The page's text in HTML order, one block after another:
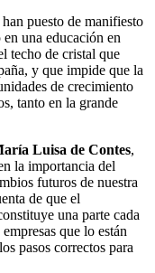
puesto de manifiesto
una educación en
techo de cristal que
y que impide que la
de crecimiento
tanto en la grande
Luisa de Contes,
la importancia del
futuros de nuestra
de que el
una parte cada
que lo están
pasos correctos para